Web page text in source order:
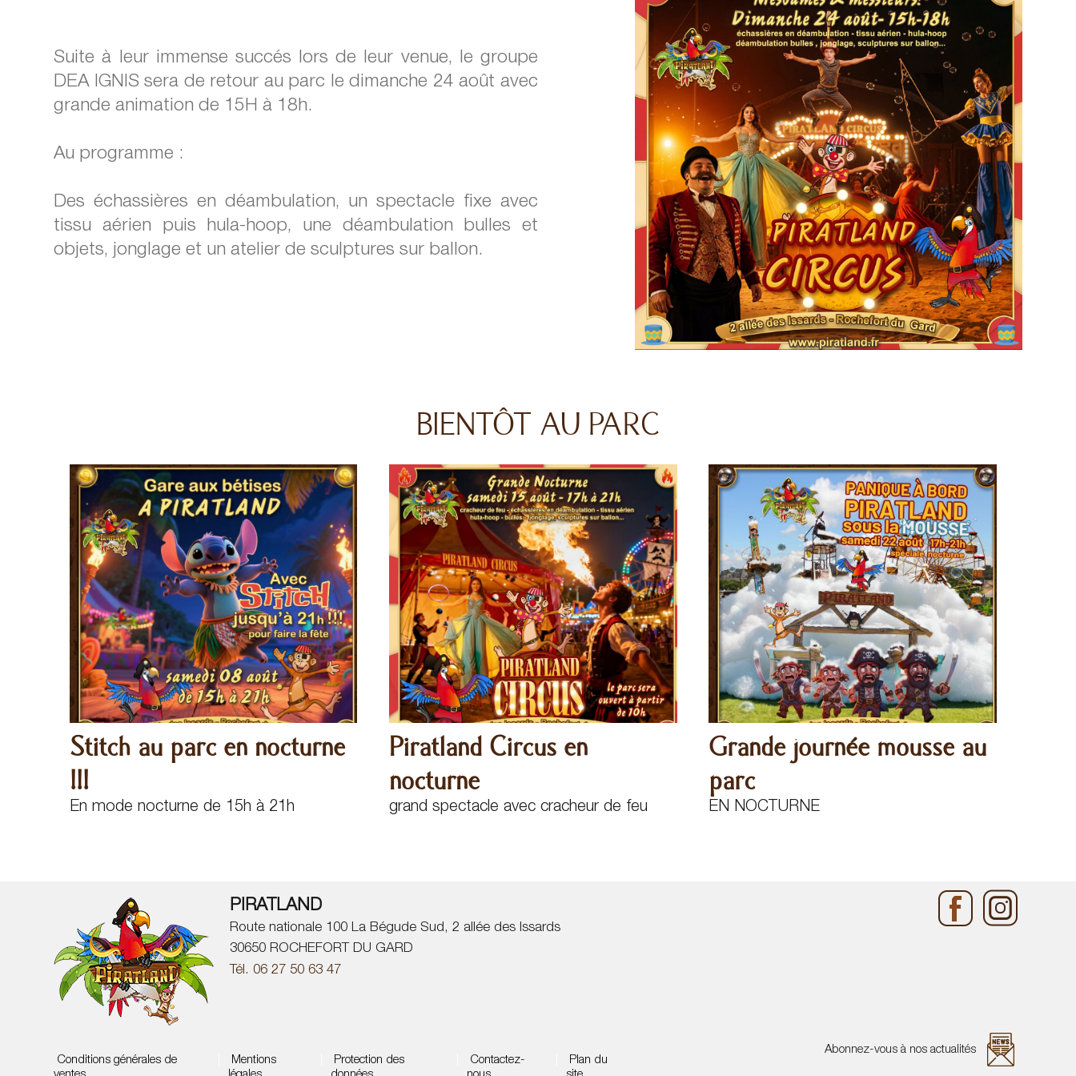
Suite à leur immense succés lors de leur venue, le groupe
DEA IGNIS sera de retour au parc le dimanche 24 août avec
grande animation de 15H à 18h.
Au programme :
Des échassières en déambulation, un spectacle fixe avec
tissu aérien puis hula-hoop, une déambulation bulles et
objets, jonglage et un atelier de sculptures sur ballon.
BIENTÔT AU PARC
Stitch au parc en nocturne
!!!
En mode nocturne de 15h à 21h
Piratland Circus en
nocturne
grand spectacle avec cracheur de feu
Grande journée mousse au
parc
EN NOCTURNE
PIRATLAND
Route nationale 100 La Bégude Sud, 2 allée des Issards
30650 ROCHEFORT DU GARD
Tél. 06 27 50 63 47
Conditions générales de
Mentions
Protection des
Contactez-
Plan du
Abonnez-vous à nos actualités